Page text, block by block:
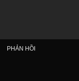
PHẢN HỒI